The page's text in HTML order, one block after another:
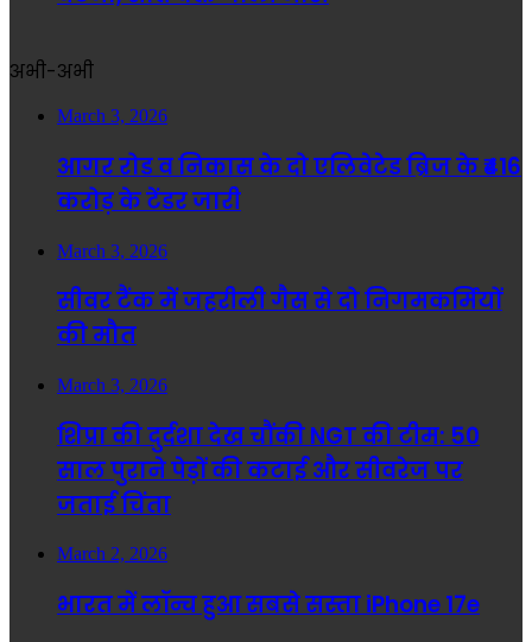
अभी-अभी
March 3, 2026
आगर रोड व निकास के दो एलिवेटेड ब्रिज के ₹416
करोड़ के टेंडर जारी
March 3, 2026
सीवर टैंक में जहरीली गैस से दो निगमकर्मियों
की मौत
March 3, 2026
शिप्रा की दुर्दशा देख चौंकी NGT की टीम: 50
साल पुराने पेड़ों की कटाई और सीवरेज पर
जताई चिंता
March 2, 2026
भारत में लॉन्च हुआ सबसे सस्ता iPhone 17e